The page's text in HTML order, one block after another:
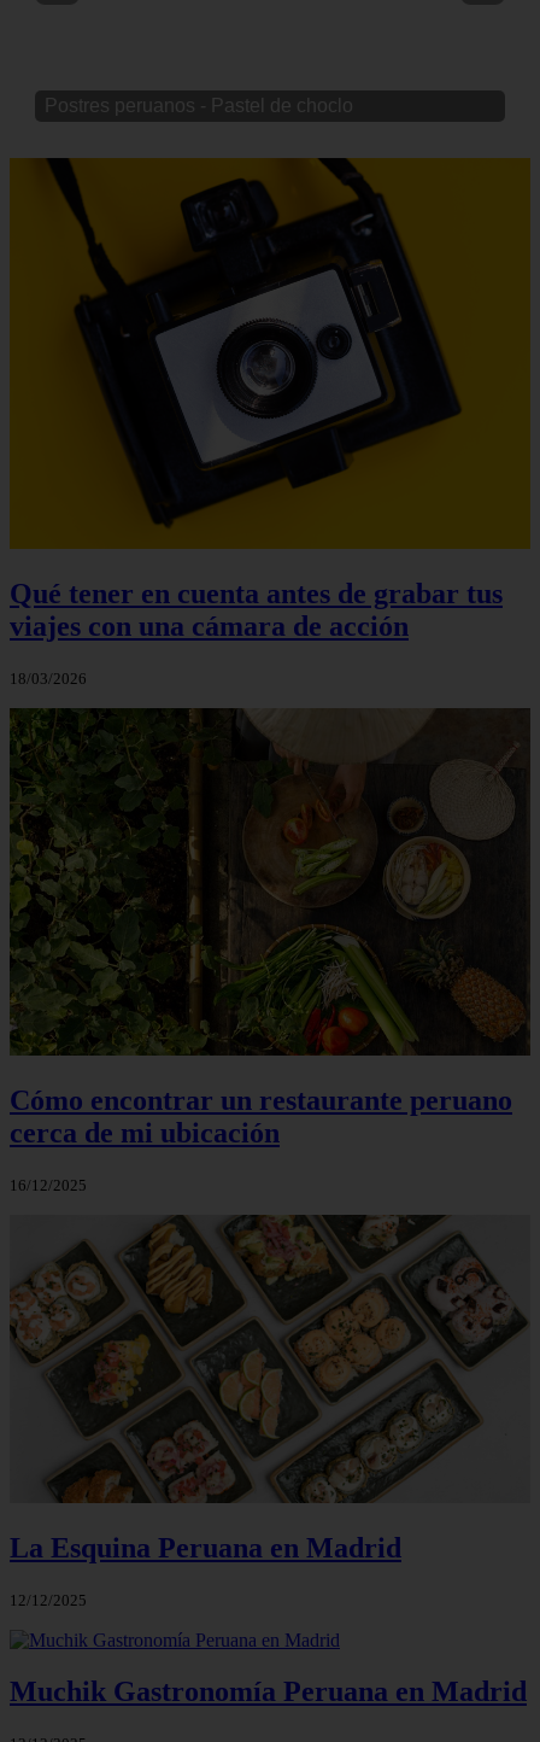
Postres peruanos - Pastel de choclo
Qué tener en cuenta antes de grabar tus
viajes con una cámara de acción
18/03/2026
Cómo encontrar un restaurante peruano
cerca de mi ubicación
16/12/2025
La Esquina Peruana en Madrid
12/12/2025
Muchik Gastronomía Peruana en Madrid